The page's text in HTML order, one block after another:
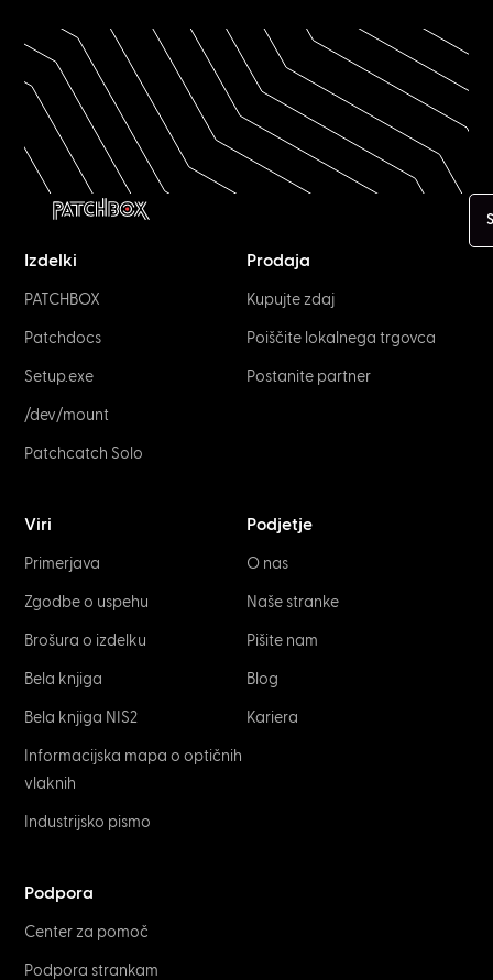
Izdelki
PATCHBOX
Patchdocs
Setup.exe
/dev/mount
Patchcatch Solo
Prodaja
Kupujte zdaj
Poiščite lokalnega trgovca
Postanite partner
Viri
Primerjava
Zgodbe o uspehu
Brošura o izdelku
Bela knjiga
Bela knjiga NIS2
Informacijska mapa o optičnih
vlaknih
Industrijsko pismo
Podjetje
O nas
Naše stranke
Pišite nam
Blog
Kariera
Podpora
Center za pomoč
Podpora strankam